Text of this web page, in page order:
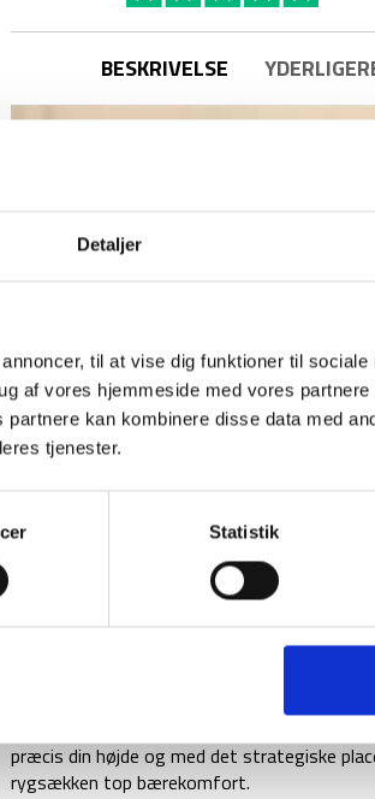
Detaljer
til at vise dig funktioner til
af vores hjemmeside med vores partnere
kan kombinere disse data med
tjenester.
Statistik
BESKRIVELSE
Backpacking rygsæk fra skotske
genfødsel af en Highlander klassiker. Med
Highlanders top backpacker rygsæk, ideel
Det er muligt at tilgå indholdet i
man altid hurtigt og nemt kan få fat i alt dit
T3 Tri Active Adjust ryg-systemet gør
præcis din højde og med det strategiske
rygsækken top bærekomfort.